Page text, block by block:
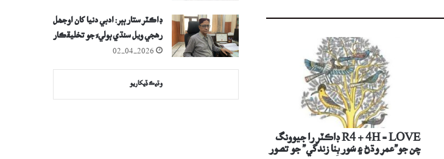
R4 + 4H = LOVE ڊاڪٽر را جيوونگ
چن جو”عمر وڌڻ ۽ سُور بِنا زندگي” جو تصور
ڊاڪٽر ستار ٻٻر: ادبي دنيا کان اوجھل
رهجي ويل سنڌي ٻوليءَ جو تخليقڪار
02-04-2026
وڌيڪ ڏيکاريو